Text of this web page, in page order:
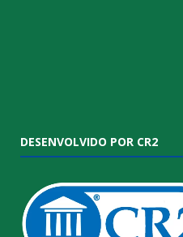
DESENVOLVIDO POR CR2